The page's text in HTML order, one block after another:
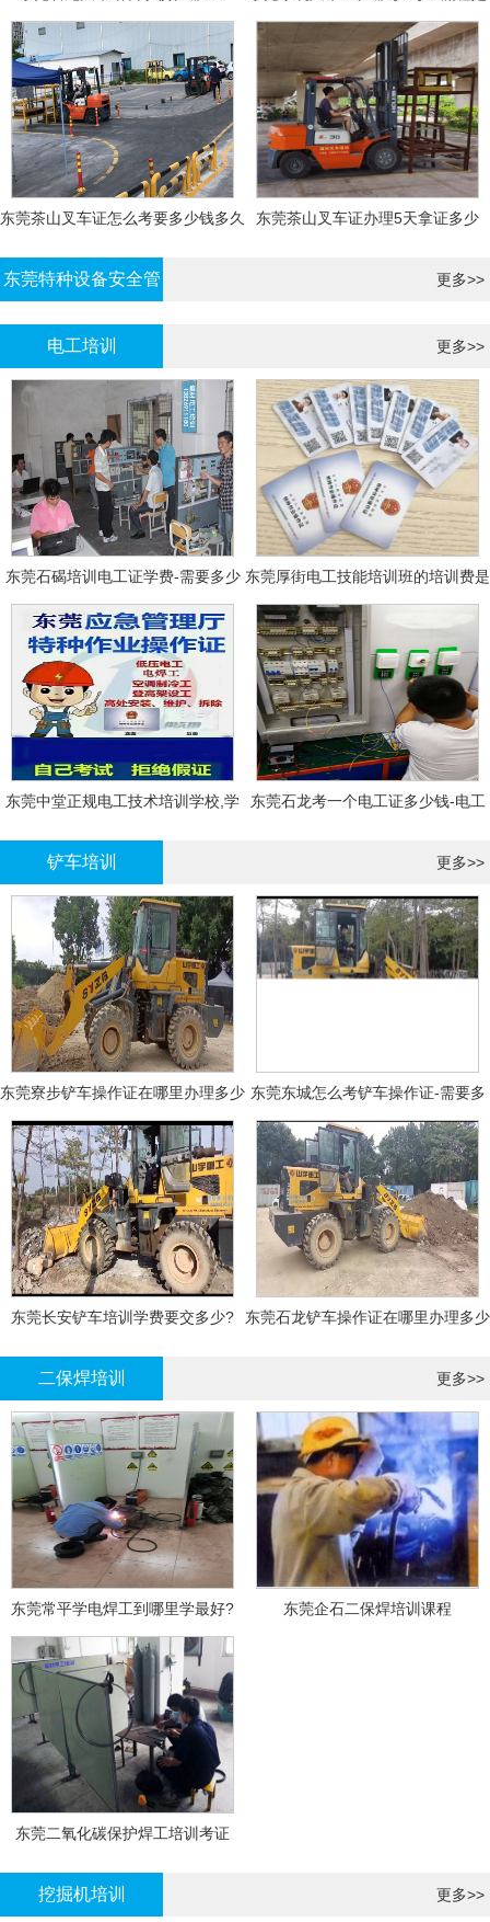
什么?需要什么资料?
东莞茶山叉车证怎么考要多少钱多久
东莞茶山叉车证办理5天拿证多少
东莞特种设备安全管
理证考证
更多>>
电工培训 更多>>
东莞石碣培训电工证学费-需要多少
钱?需要什么条件?
东莞厚街电工技能培训班的培训费是
多少?
东莞中堂正规电工技术培训学校,学
东莞石龙考一个电工证多少钱-电工
铲车培训 更多>>
东莞寮步铲车操作证在哪里办理多少
钱
东莞东城怎么考铲车操作证-需要多
少钱?
东莞长安铲车培训学费要交多少?
东莞石龙铲车操作证在哪里办理多少
二保焊培训 更多>>
东莞常平学电焊工到哪里学最好? 东莞企石二保焊培训课程
东莞二氧化碳保护焊工培训考证
挖掘机培训 更多>>